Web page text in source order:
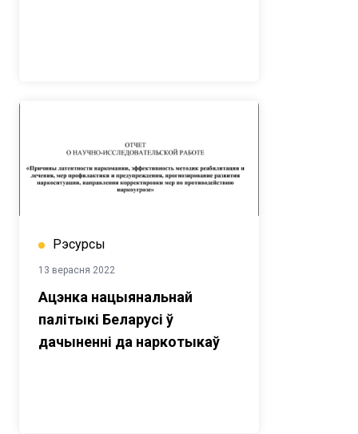
Рэсурсы
13 верасня 2022
Ацэнка нацыянальнай
палітыкі Беларусі ў
дачыненні да наркотыкаў